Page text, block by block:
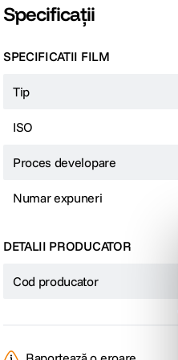
Specificații
SPECIFICATII FILM
Tip
ISO
Proces developare
Numar expuneri
DETALII PRODUCATOR
Cod producator